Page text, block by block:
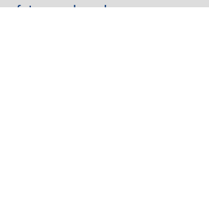
futuro onde cada pessoa —